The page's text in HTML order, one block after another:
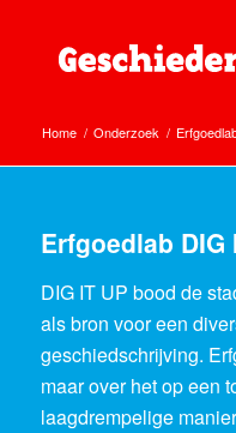
Home / Onderzoek /
Erfgoedlab DIG
DIG IT UP bood de
als bron voor een
geschiedschrijving.
maar over het op een
laagdrempelige